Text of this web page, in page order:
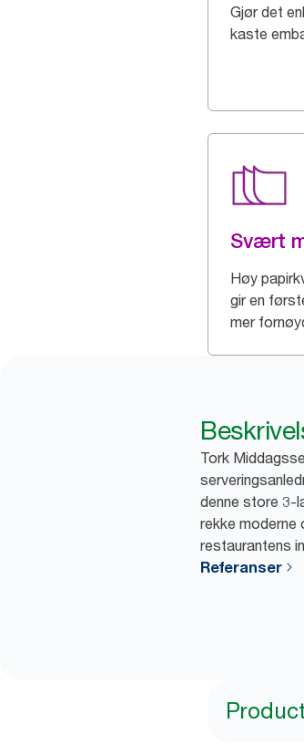
Gjør det
kaste
Svært
Høy
gir en
mer
Tork
denne store 3-
rekke moderne
restaurantens
Referanser